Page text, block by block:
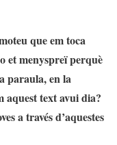
que em toca
et menyspreï perquè
paraula, en la
text avui dia?
a través d’aquestes